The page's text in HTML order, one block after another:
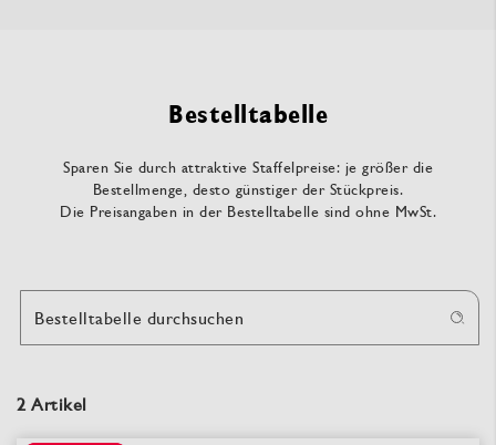
Bestelltabelle
Sparen Sie durch attraktive Staffelpreise: je größer die
Bestellmenge, desto günstiger der Stückpreis.
Die Preisangaben in der Bestelltabelle sind ohne MwSt.
2 Artikel
Bestelltabelle durchsuchen